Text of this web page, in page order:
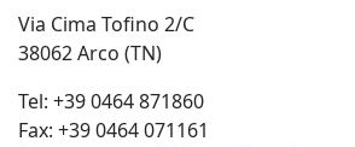
Via Cima Tofino 2/C
38062 Arco (TN)
Tel: +39 0464 871860
Fax: +39 0464 071161